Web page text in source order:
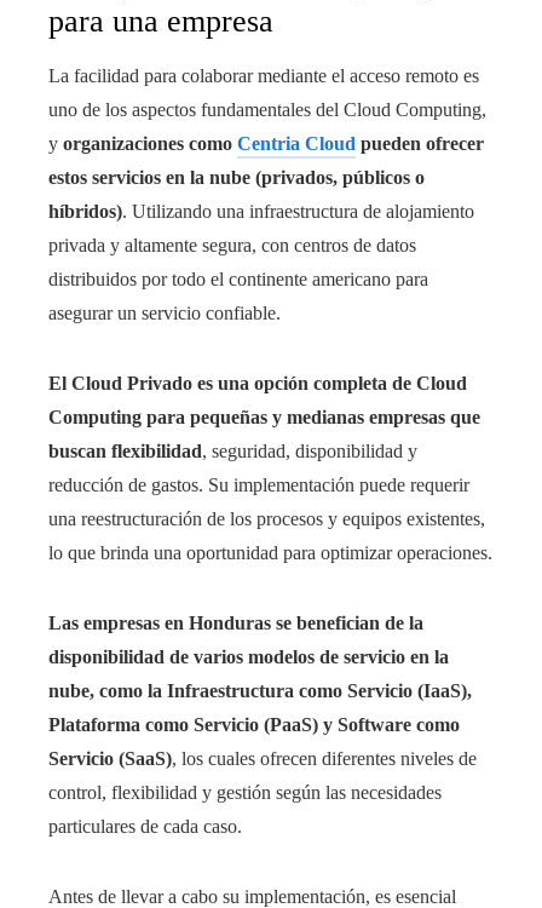
para una empresa
La facilidad para colaborar mediante el acceso remoto es
uno de los aspectos fundamentales del Cloud Computing,
y organizaciones como Centria Cloud pueden ofrecer
estos servicios en la nube (privados, públicos o
híbridos). Utilizando una infraestructura de alojamiento
privada y altamente segura, con centros de datos
distribuidos por todo el continente americano para
asegurar un servicio confiable.
El Cloud Privado es una opción completa de Cloud
Computing para pequeñas y medianas empresas que
buscan flexibilidad, seguridad, disponibilidad y
reducción de gastos. Su implementación puede requerir
una reestructuración de los procesos y equipos existentes,
lo que brinda una oportunidad para optimizar operaciones.
Las empresas en Honduras se benefician de la
disponibilidad de varios modelos de servicio en la
nube, como la Infraestructura como Servicio (IaaS),
Plataforma como Servicio (PaaS) y Software como
Servicio (SaaS), los cuales ofrecen diferentes niveles de
control, flexibilidad y gestión según las necesidades
particulares de cada caso.
Antes de llevar a cabo su implementación, es esencial